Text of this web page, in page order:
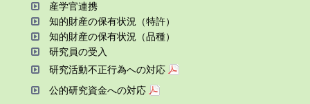
産学官連携
知的財産の保有状況（特許）
知的財産の保有状況（品種）
研究員の受⼊
研究活動不正⾏為への対応
公的研究資金への対応